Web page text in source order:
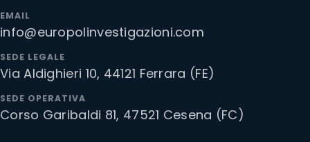
EMAIL
info@europolinvestigazioni.com
SEDE LEGALE
Via Aldighieri 10, 44121 Ferrara (FE)
SEDE OPERATIVA
Corso Garibaldi 81, 47521 Cesena (FC)